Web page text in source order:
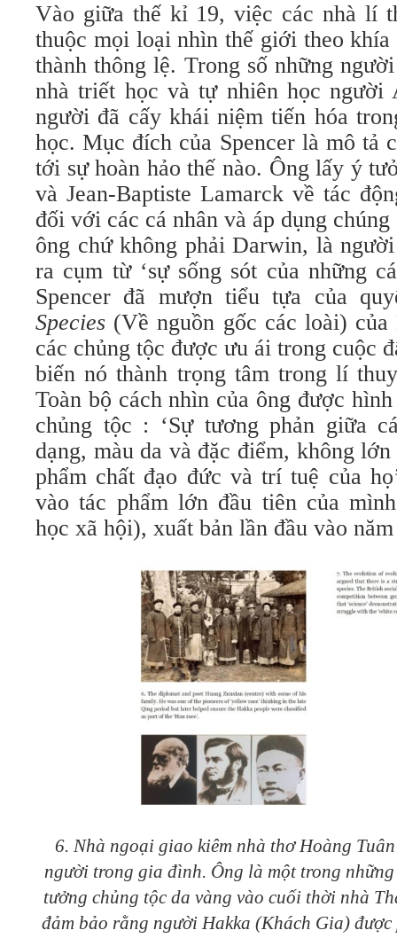
Vào giữa thế kỉ 19, việc các nhà lí
thuộc mọi loại nhìn thế giới theo khía
thành thông lệ. Trong số những
nhà triết học và tự nhiên học người
người đã cấy khái niệm tiến hóa
học. Mục đích của Spencer là mô tả
tới sự hoàn hảo thế nào. Ông lấy ý
và Jean-Baptiste Lamarck về tác
đối với các cá nhân và áp dụng
ông chứ không phải Darwin, là
ra cụm từ ‘sự sống sót của những
Spencer đã mượn tiểu tựa của
Species (Về nguồn gốc các loài)
các chủng tộc được ưu ái trong cuộc
biến nó thành trọng tâm trong lí
Toàn bộ cách nhìn của ông được
chủng tộc : ‘Sự tương phản giữa
dạng, màu da và đặc điểm, không
phẩm chất đạo đức và trí tuệ của
vào tác phẩm lớn đầu tiên của
học xã hội), xuất bản lần đầu vào
6. Nhà ngoại giao kiêm nhà thơ Hoàng
người trong gia đình. Ông là một trong
tưởng chủng tộc da vàng vào cuối thời nhà
đảm bảo rằng người Hakka (Khách Gia)